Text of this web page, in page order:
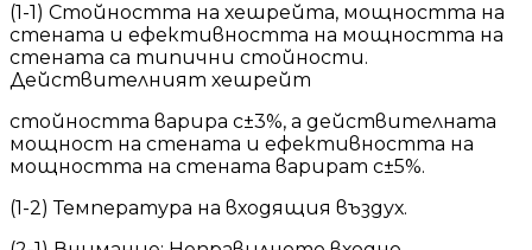
(1-1) Стойността на хешрейта, мощността на
стената и ефективността на мощността на
стената са типични стойности.
Действителният хешрейт
стойността варира с±3%, а действителната
мощност на стената и ефективността на
мощността на стената варират с±5%.
(1-2) Температура на входящия въздух.